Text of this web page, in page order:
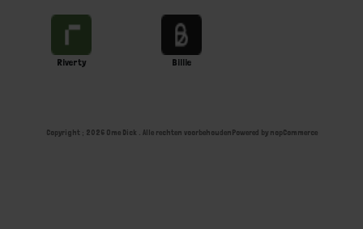
Riverty Billie
Copyright ; 2026 Ome Dick . Alle rechten voorbehoudenPowered by nopCommerce